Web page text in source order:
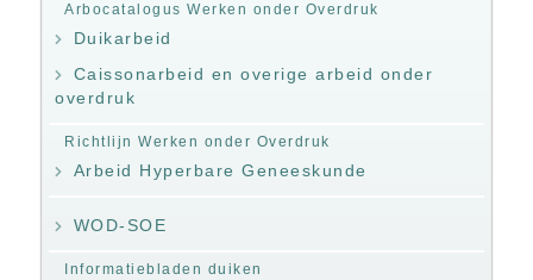
Arbocatalogus Werken onder Overdruk
Duikarbeid
Caissonarbeid en overige arbeid onder
overdruk
Richtlijn Werken onder Overdruk
Arbeid Hyperbare Geneeskunde
WOD-SOE
Informatiebladen duiken